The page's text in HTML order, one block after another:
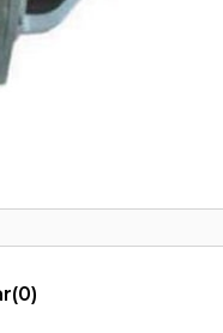
(0)